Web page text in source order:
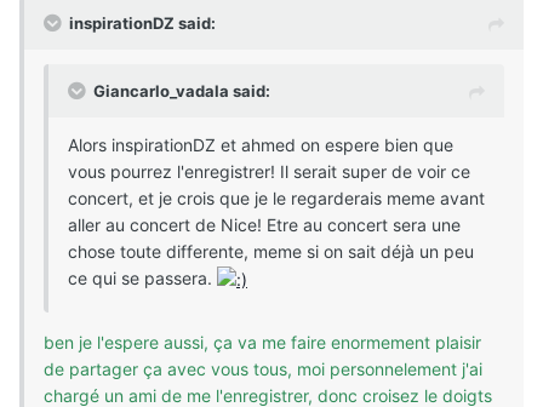
inspirationDZ said:
Giancarlo_vadala said:
Alors inspirationDZ et ahmed on espere bien que
vous pourrez l'enregistrer! Il serait super de voir ce
concert, et je crois que je le regarderais meme avant
aller au concert de Nice! Etre au concert sera une
chose toute differente, meme si on sait déjà un peu
ce qui se passera.
ben je l'espere aussi, ça va me faire enormement plaisir
de partager ça avec vous tous, moi personnelement j'ai
chargé un ami de me l'enregistrer, donc croisez le doigts